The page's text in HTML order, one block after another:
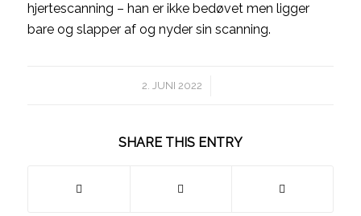
hjertescanning – han er ikke bedøvet men ligger
bare og slapper af og nyder sin scanning.
2. JUNI 2022
/
SHARE THIS ENTRY